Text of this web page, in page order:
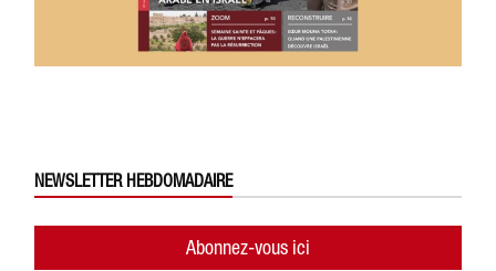
NEWSLETTER HEBDOMADAIRE
Abonnez-vous ici